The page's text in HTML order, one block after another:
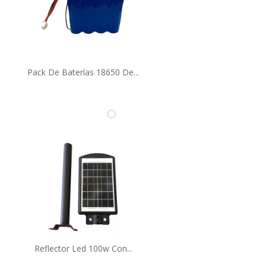
Pack De Baterías 18650 De...
Reflector Led 100w Con...